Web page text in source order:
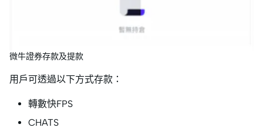
微牛證券存款及提款
用戶可透過以下方式存款：
轉數快FPS
CHATS